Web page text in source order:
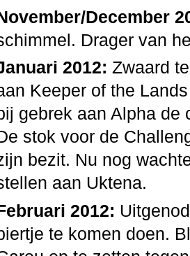
December
Drager van
2012: Zwaard
Keeper of the
gebrek aan Alpha
stok voor de
bezit. Nu nog
aan Uktena.
2012:
te komen doen.